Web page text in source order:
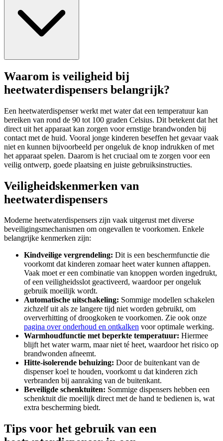
Waarom is veiligheid bij
heetwaterdispensers belangrijk?
Een heetwaterdispenser werkt met water dat een temperatuur kan
bereiken van rond de 90 tot 100 graden Celsius. Dit betekent dat het
direct uit het apparaat kan zorgen voor ernstige brandwonden bij
contact met de huid. Vooral jonge kinderen beseffen het gevaar vaak
niet en kunnen bijvoorbeeld per ongeluk de knop indrukken of met
het apparaat spelen. Daarom is het cruciaal om te zorgen voor een
veilig ontwerp, goede plaatsing en juiste gebruiksinstructies.
Veiligheidskenmerken van
heetwaterdispensers
Moderne heetwaterdispensers zijn vaak uitgerust met diverse
beveiligingsmechanismen om ongevallen te voorkomen. Enkele
belangrijke kenmerken zijn:
Kindveilige vergrendeling: Dit is een beschermfunctie die
voorkomt dat kinderen zomaar heet water kunnen aftappen.
Vaak moet er een combinatie van knoppen worden ingedrukt,
of een veiligheidsslot geactiveerd, waardoor per ongeluk
gebruik moeilijk wordt.
Automatische uitschakeling: Sommige modellen schakelen
zichzelf uit als ze langere tijd niet worden gebruikt, om
oververhitting of droogkoken te voorkomen. Zie ook onze
pagina over onderhoud en ontkalken voor optimale werking.
Warmhoudfunctie met beperkte temperatuur: Hiermee
blijft het water warm, maar niet té heet, waardoor het risico op
brandwonden afneemt.
Hitte-isolerende behuizing: Door de buitenkant van de
dispenser koel te houden, voorkomt u dat kinderen zich
verbranden bij aanraking van de buitenkant.
Beveiligde schenktuiten: Sommige dispensers hebben een
schenktuit die moeilijk direct met de hand te bedienen is, wat
extra bescherming biedt.
Tips voor het gebruik van een